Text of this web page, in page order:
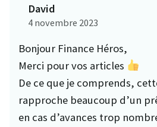
David
4 novembre 2023
Bonjour Finance Héros,
Merci pour vos articles
De ce que je comprends,
rapproche beaucoup d’un
en cas d’avances trop